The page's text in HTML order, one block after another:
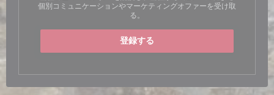
個別コミュニケーションやマーケティングオファーを受け取
る。
登録する